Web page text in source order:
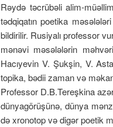
Rəydə təcrübəli alim-
tədqiqatın poetika
bildirilir. Rusiyalı professor
mənəvi məsələlərin
Hacıyevin V. Şukşin, V.
topika, bədii zaman və
Professor D.B.Tereşkina
dünyagörüşünə, dünya
də xronotop və digər poetik